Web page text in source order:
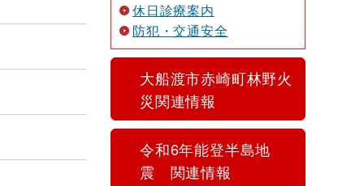
休日診療案内
防犯・交通安全
大船渡市赤崎町林野火
災関連情報
令和6年能登半島地
震 関連情報